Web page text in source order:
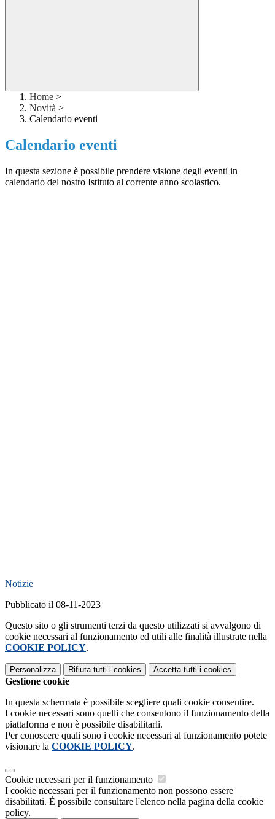
Home >
Novità >
Calendario eventi
Calendario eventi
In questa sezione è possibile prendere visione degli eventi in
calendario del nostro Istituto al corrente anno scolastico.
Notizie
Pubblicato il 08-11-2023
Questo sito o gli strumenti terzi da questo utilizzati si avvalgono di
cookie necessari al funzionamento ed utili alle finalità illustrate nella
COOKIE POLICY.
Personalizza Rifiuta tutti i cookies Accetta tutti i cookies
Gestione cookie
In questa schermata è possibile scegliere quali cookie consentire.
I cookie necessari sono quelli che consentono il funzionamento della
piattaforma e non è possibile disabilitarli.
Per conoscere quali sono i cookie necessari al funzionamento potete
visionare la COOKIE POLICY.
Cookie necessari per il funzionamento
I cookie necessari per il funzionamento non possono essere
disabilitati. È possibile consultare l'elenco nella pagina della cookie
policy.